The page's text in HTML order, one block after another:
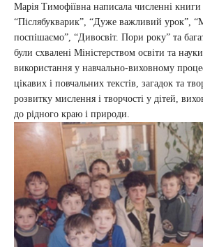
Марія Тимофіївна написала численні книги
“Післябукварик”, “Дуже важливий урок”,
поспішаємо”, “Дивосвіт. Пори року” та
були схвалені Міністерством освіти та
використання у навчально-виховному
цікавих і повчальних текстів, загадок та
розвитку мислення і творчості у дітей,
до рідного краю і природи.